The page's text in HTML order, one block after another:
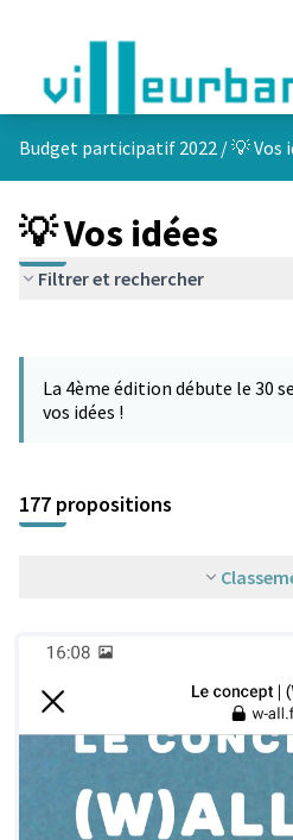
Budget participatif 2022 /💡 Vos
💡 Vos idées
Filtrer et rechercher
−
La 4ème édition débute le 30
vos idées !
177 propositions